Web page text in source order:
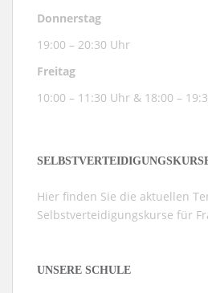
Donnerstag
19:00 – 20:30 Uhr
Freitag
10:00 – 11:30 Uhr & 18:00 –
Hier finden Sie die aktuellen
Selbstverteidigungskurse für
UNSERE SCHULE